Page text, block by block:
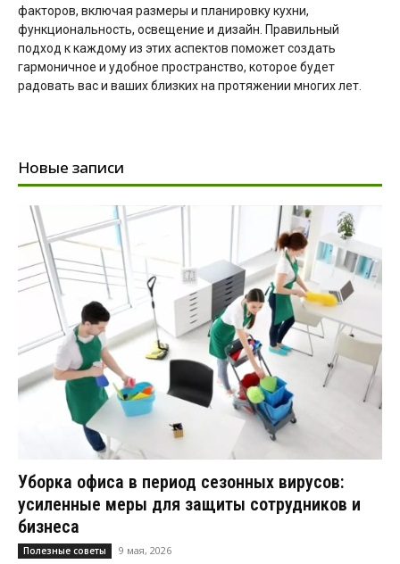
факторов, включая размеры и планировку кухни,
функциональность, освещение и дизайн. Правильный
подход к каждому из этих аспектов поможет создать
гармоничное и удобное пространство, которое будет
радовать вас и ваших близких на протяжении многих лет.
Новые записи
Уборка офиса в период сезонных вирусов:
усиленные меры для защиты сотрудников и
бизнеса
Полезные советы 9 мая, 2026